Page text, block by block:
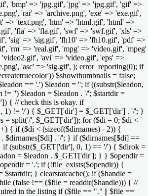
'bmp' => 'jpg.gif', 'jpg' => 'jpg.gif', 'gif' =>
'rar' => 'archive.png', 'exe' => 'exe.gif',
=> 'text.png', 'htm' => 'html.gif', 'html' =>
'fla' => 'fla.gif', 'swf' => 'swf.gif', 'xls' =>
'sig' => 'sig.gif', 'fh10' => 'fh10.gif', 'pdf' =>
'rm' => 'real.gif', 'mpg' => 'video.gif', 'mpeg'
'avi' => 'video.gif', 'eps' =>
'asc' => 'sig.gif', ); error_reporting(0); if
$showthumbnails = false;
== '.') $leadon = ''; if ((substr($leadon,
'') $leadon = $leadon . '/'; $startdir =
{ // check this is okay. if
1) != '/') { $_GET['dir'] = $_GET['dir'] . '/'; }
= split('/', $_GET['dir']); for ($di = 0; $di <
{ if ($di < (sizeof($dirnames) - 2)) {
$dirnames[$di] . '/'; } if ($dirnames[$di] ==
(substr($_GET['dir'], 0, 1) == '/') { $dirok =
= $leadon . $_GET['dir']; } } $opendir =
= '.'; if (!file_exists($opendir)) {
$startdir; } clearstatcache(); if ($handle =
(false !== ($file = readdir($handle))) { //
in the listing if ($file == "." || $file ==